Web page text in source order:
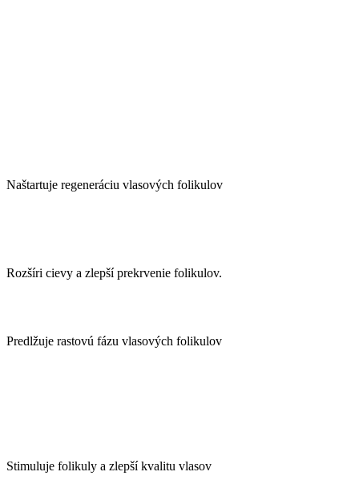
Naštartuje regeneráciu vlasových folikulov
Rozšíri cievy a zlepší prekrvenie folikulov.
Predlžuje rastovú fázu vlasových folikulov
Stimuluje folikuly a zlepší kvalitu vlasov